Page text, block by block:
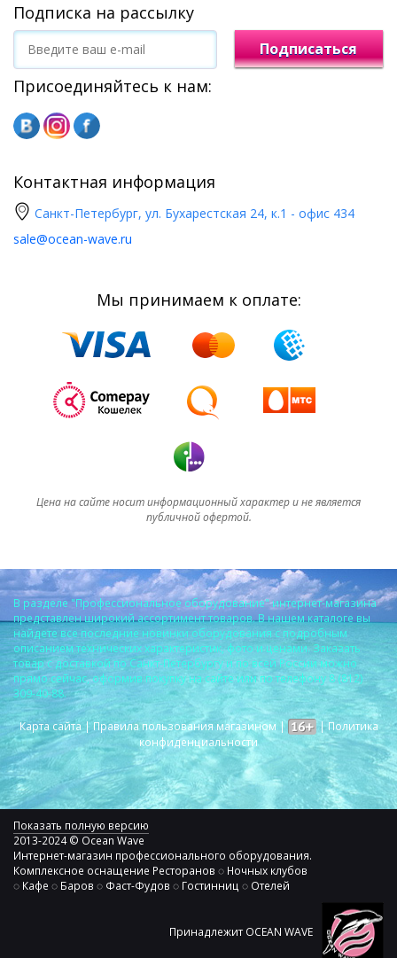
Подписка на рассылку
Подписаться
Присоединяйтесь к нам:
Контактная информация
Санкт-Петербург, ул. Бухарестская 24, к.1 - офис 434
sale@ocean-wave.ru
Мы принимаем к оплате:
Цена на сайте носит информационный характер и не является
публичной офертой.
В разделе "Профессиональное оборудование" интернет-магазина
представлен широкий ассортимент товаров. В нашем каталоге вы
найдете все последние новинки оборудования с подробным
описанием технических характеристик, фото и ценами. Заказать
товар с доставкой по Санкт-Петербургу и по всей России можно
прямо сейчас, оформив покупку на сайте или по телефону 8 (812)
309-40-88.
Карта сайта |Правила пользования магазином| |Политика
конфиденциальности
Показать полную версию
2013-2024 © Ocean Wave
Интернет-магазин профессионального оборудования.
Комплексное оснащение Ресторанов ◌ Ночных клубов
◌ Кафе ◌ Баров ◌ Фаст-Фудов ◌ Гостинниц ◌ Отелей
Принадлежит OCEAN WAVE